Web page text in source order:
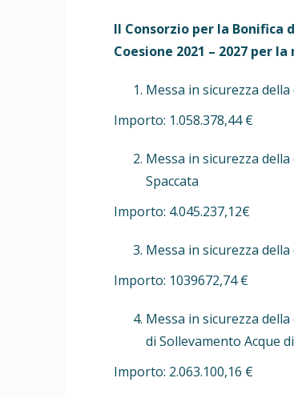
Il Consorzio per la Bonifica
Coesione 2021 – 2027 per
Messa in sicurezza
Importo: 1.058.378,44 €
Messa in sicurezza
Spaccata
Importo: 4.045.237,12€
Messa in sicurezza
Importo: 1039672,74 €
Messa in sicurezza
di Sollevamento Acque
Importo: 2.063.100,16 €